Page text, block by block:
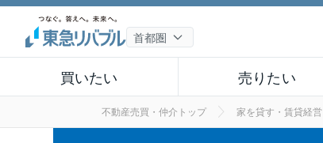
買いたい 売りたい
不動産売買・仲介トップ 家を貸す・賃貸経営